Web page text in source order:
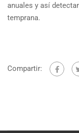
anuales y así
temprana.
Compartir: